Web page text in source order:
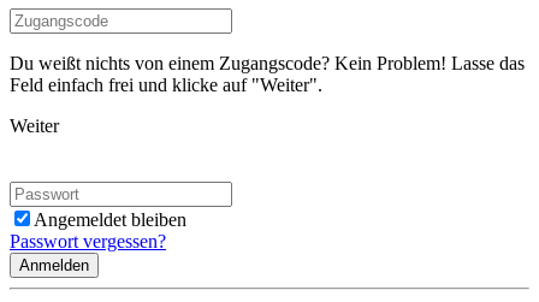
Du weißt nichts von einem Zugangscode? Kein Problem! Lasse das
Feld einfach frei und klicke auf "Weiter".
Weiter
Angemeldet bleiben
Passwort vergessen?
Anmelden